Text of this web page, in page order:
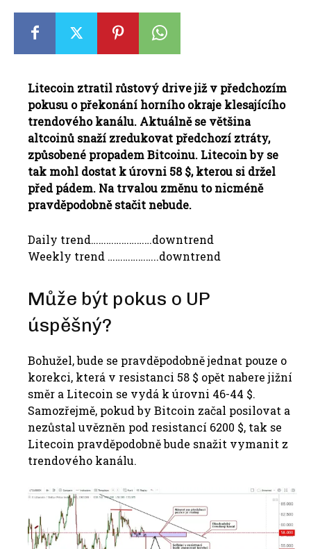
Litecoin ztratil růstový drive již v předchozím
pokusu o překonání horního okraje klesajícího
trendového kanálu. Aktuálně se většina
altcoinů snaží zredukovat předchozí ztráty,
způsobené propadem Bitcoinu. Litecoin by se
tak mohl dostat k úrovni 58 $, kterou si držel
před pádem. Na trvalou změnu to nicméně
pravděpodobně stačit nebude.
Daily trend……………………downtrend
Weekly trend ………………..downtrend
Může být pokus o UP
úspěšný?
Bohužel, bude se pravděpodobně jednat pouze o
korekci, která v resistanci 58 $ opět nabere jižní
směr a Litecoin se vydá k úrovni 46-44 $.
Samozřejmě, pokud by Bitcoin začal posilovat a
nezůstal uvězněn pod resistancí 6200 $, tak se
Litecoin pravděpodobně bude snažit vymanit z
trendového kanálu.